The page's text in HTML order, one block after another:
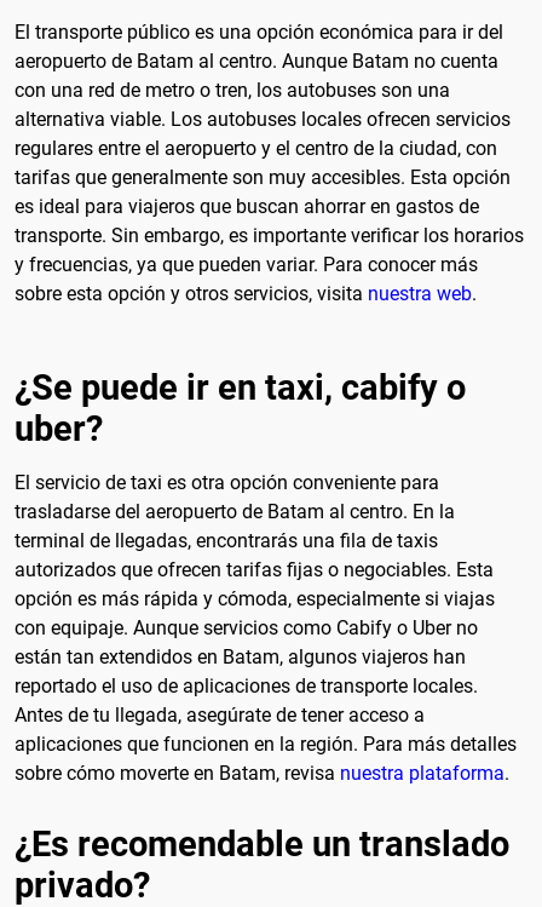
El transporte público es una opción económica para ir del
aeropuerto de Batam al centro. Aunque Batam no cuenta
con una red de metro o tren, los autobuses son una
alternativa viable. Los autobuses locales ofrecen servicios
regulares entre el aeropuerto y el centro de la ciudad, con
tarifas que generalmente son muy accesibles. Esta opción
es ideal para viajeros que buscan ahorrar en gastos de
transporte. Sin embargo, es importante verificar los horarios
y frecuencias, ya que pueden variar. Para conocer más
sobre esta opción y otros servicios, visita nuestra web.
¿Se puede ir en taxi, cabify o
uber?
El servicio de taxi es otra opción conveniente para
trasladarse del aeropuerto de Batam al centro. En la
terminal de llegadas, encontrarás una fila de taxis
autorizados que ofrecen tarifas fijas o negociables. Esta
opción es más rápida y cómoda, especialmente si viajas
con equipaje. Aunque servicios como Cabify o Uber no
están tan extendidos en Batam, algunos viajeros han
reportado el uso de aplicaciones de transporte locales.
Antes de tu llegada, asegúrate de tener acceso a
aplicaciones que funcionen en la región. Para más detalles
sobre cómo moverte en Batam, revisa nuestra plataforma.
¿Es recomendable un translado
privado?